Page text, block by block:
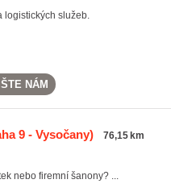
logistických služeb.
NÁM
9 - Vysočany) 76,15 km
nebo firemní šanony? ...